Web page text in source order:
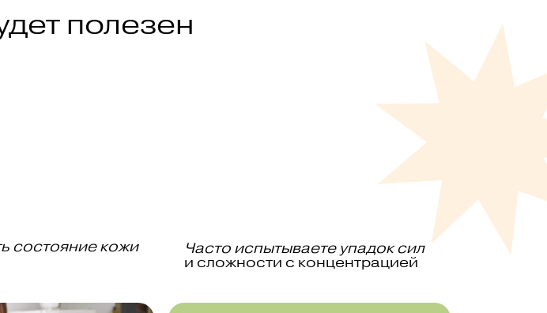
полезен
состояние кожи Часто испытываете упадок сил
и сложности с концентрацией